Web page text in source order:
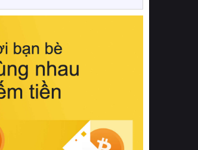
này, bạn sẽ cảm nhận rõ rệt sự khác
hồi chuẩn xác của phần đệm nâng đỡ
cột sống.
Bên cạnh đó, việc lựa chọn các dòng
sản phẩm đạt chuẩn chất lượng quốc
tế còn giúp ngăn ngừa tình trạng kích
khuẩn và nấm mốc trong điều kiện
thời tiết nóng ẩm. Bạn có thể tìm hiểu
thêm các nghiên cứu khoa học về tác